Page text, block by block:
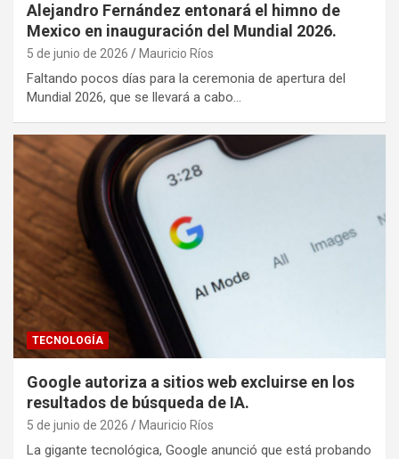
Alejandro Fernández entonará el himno de
Mexico en inauguración del Mundial 2026.
5 de junio de 2026 Mauricio Ríos
Faltando pocos días para la ceremonia de apertura del
Mundial 2026, que se llevará a cabo…
TECNOLOGÍA
Google autoriza a sitios web excluirse en los
resultados de búsqueda de IA.
5 de junio de 2026 Mauricio Ríos
La gigante tecnológica, Google anunció que está probando